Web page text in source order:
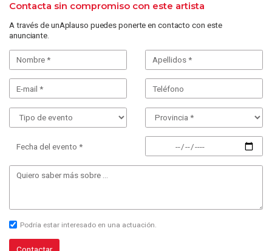
Contacta sin compromiso con este artista
A través de unAplauso puedes ponerte en contacto con este
anunciante.
Fecha del evento *
Podría estar interesado en una actuación.
Contactar